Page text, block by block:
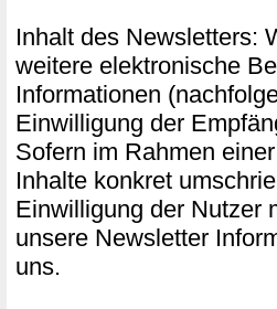
Inhalt des Newsletters:
weitere elektronische
Informationen
Einwilligung der
Sofern im Rahmen
Inhalte konkret
Einwilligung der Nutzer
unsere Newsletter
uns.